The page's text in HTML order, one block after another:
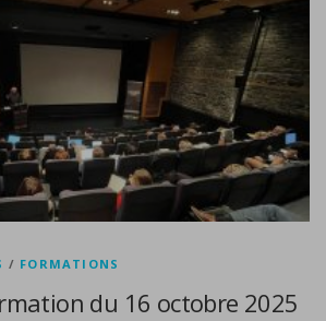
/ FORMATIONS
du 16 octobre 2025